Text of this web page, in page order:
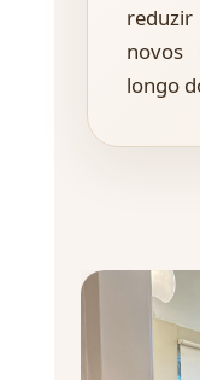
novos
longo